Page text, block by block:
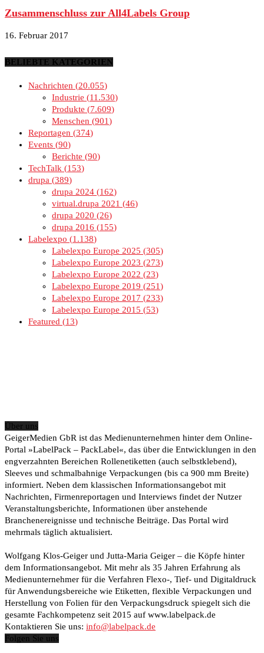
Zusammenschluss zur All4Labels Group
16. Februar 2017
BELIEBTE KATEGORIEN
Nachrichten
20.055
Industrie
11.530
Produkte
7.609
Menschen
901
Reportagen
374
Events 90
Berichte
90
TechTalk
153
drupa
389
drupa 2024
162
virtual.drupa 2021
46
drupa 2020
26
drupa 2016
155
Labelexpo
1.138
Labelexpo Europe 2025
305
Labelexpo Europe 2023
273
Labelexpo Europe 2022
23
Labelexpo Europe 2019
251
Labelexpo Europe 2017
233
Labelexpo Europe 2015
53
Featured
13
Über uns
GeigerMedien GbR ist das Medienunternehmen hinter dem Online-
Portal »LabelPack – PackLabel«, das über die Entwicklungen in den
engverzahnten Bereichen Rollenetiketten (auch selbstklebend),
Sleeves und schmalbahnige Verpackungen (bis ca 900 mm Breite)
informiert. Neben dem klassischen Informationsangebot mit
Nachrichten, Firmenreportagen und Interviews findet der Nutzer
Veranstaltungsberichte, Informationen über anstehende
Branchenereignisse und technische Beiträge. Das Portal wird
mehrmals täglich aktualisiert.
Wolfgang Klos-Geiger und Jutta-Maria Geiger – die Köpfe hinter
dem Informationsangebot. Mit mehr als 35 Jahren Erfahrung als
Medienunternehmer für die Verfahren Flexo-, Tief- und Digitaldruck
für Anwendungsbereiche wie Etiketten, flexible Verpackungen und
Herstellung von Folien für den Verpackungsdruck spiegelt sich die
gesamte Fachkompetenz seit 2015 auf www.labelpack.de
Kontaktieren Sie uns: info@labelpack.de
Folgen Sie uns